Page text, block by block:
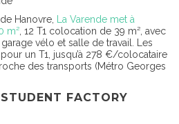
Hanovre,
La Varende met à
m² , 12 T1 colocation de 39 m², avec
vélo et salle de travail. Les
un T1, jusqu’à 278 €/colocataire
des transports (Métro Georges
FACTORY